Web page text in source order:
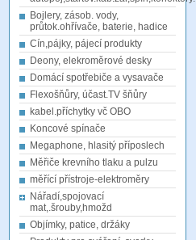
Bojlery, zásob. vody,
průtok.ohřívače, baterie, hadice
Cín,pájky, pájecí produkty
Deony, elekroměrové desky
Domácí spotřebiče a vysavače
Flexošňůry, účast.TV šňůry
kabel.příchytky vč OBO
Koncové spínače
Megaphone, hlasitý příposlech
Měřiče krevního tlaku a pulzu
měřící přístroje-elektroměry
Nářadí,spojovací
mat,.šrouby,hmožd
Objímky, patice, držáky